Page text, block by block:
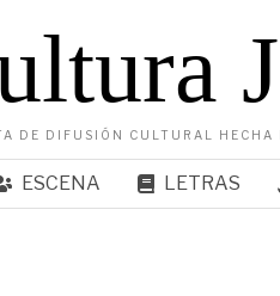
DE DIFUSIÓN CULTURAL HECHA
ESCENA LETRAS